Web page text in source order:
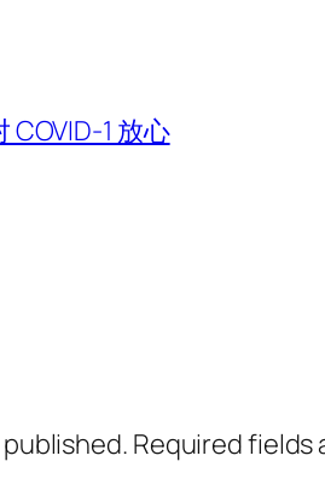
1 放心
Required fields